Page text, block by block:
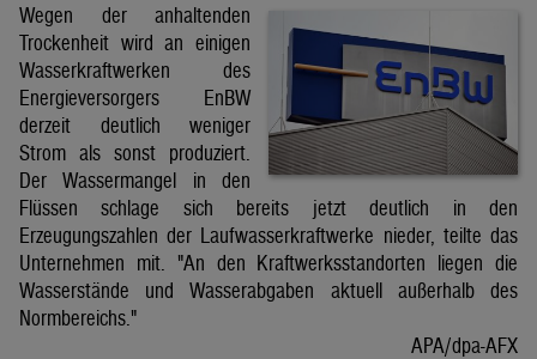
Wegen der anhaltenden
Trockenheit wird an einigen
Wasserkraftwerken des
Energieversorgers EnBW
derzeit deutlich weniger
Strom als sonst produziert.
Der Wassermangel in den
Flüssen schlage sich bereits jetzt deutlich in den
Erzeugungszahlen der Laufwasserkraftwerke nieder, teilte das
Unternehmen mit. "An den Kraftwerksstandorten liegen die
Wasserstände und Wasserabgaben aktuell außerhalb des
Normbereichs."
APA/dpa-AFX